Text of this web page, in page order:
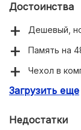
Достоинства
Дешевый,
Память на
Чехол в
Тест-
Загрузить еще
Недостатки